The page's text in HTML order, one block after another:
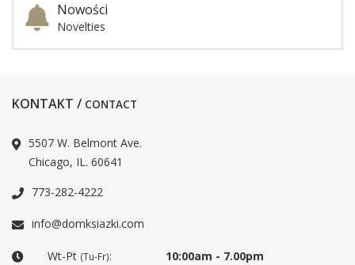
Nowości
Novelties
KONTAKT / CONTACT
5507 W. Belmont Ave.
Chicago, IL. 60641
773-282-4222
info@domksiazki.com
Wt-Pt (Tu-Fr):
10:00am - 7.00pm